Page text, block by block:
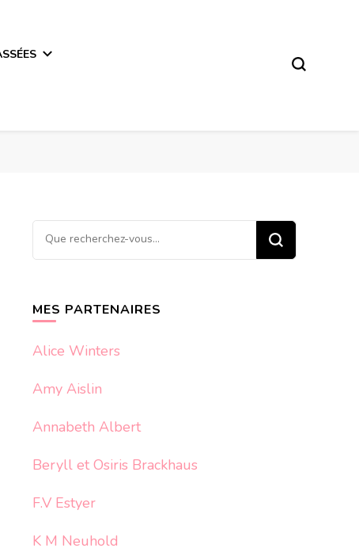
Vous
recherchiez
MES PARTENAIRES
Alice Winters
Amy Aislin
Annabeth Albert
Beryll et Osiris Brackhaus
F.V Estyer
K M Neuhold